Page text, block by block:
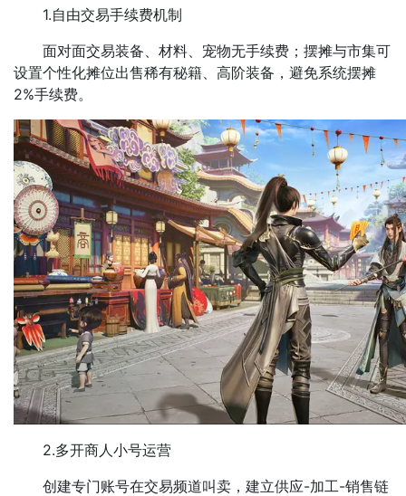
1.自由交易手续费机制
面对面交易装备、材料、宠物无手续费；摆摊与市集可
设置个性化摊位出售稀有秘籍、高阶装备，避免系统摆摊
2%手续费。​
2.多开商人小号运营
创建专门账号在交易频道叫卖，建立供应-加工-销售链